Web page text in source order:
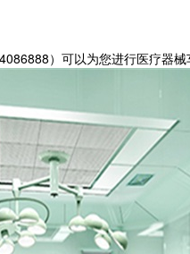
）可以为您进行医疗器